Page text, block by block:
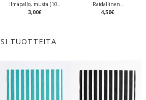
Ilmapallo, musta (10..
3,00€
Raidallinen..
4,50€
TUOTTEITA